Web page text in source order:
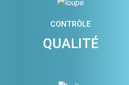
CONTRÔLE
QUALITÉ